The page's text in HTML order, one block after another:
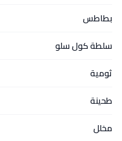
بطاطس
سلطة كول سلو
ثومية
طحينة
مخلل